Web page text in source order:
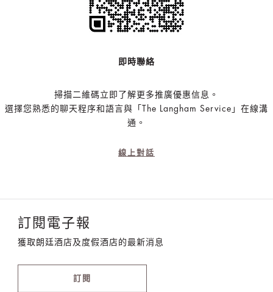
即時聯絡
掃描二維碼立即了解更多推廣優惠信息。
選擇您熟悉的聊天程序和語言與「The Langham Service」在線溝
通。
線上對話
訂閱電子報
獲取朗廷酒店及度假酒店的最新消息
訂閱